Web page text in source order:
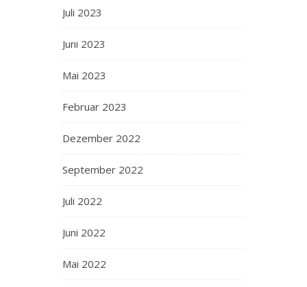
Juli 2023
Juni 2023
Mai 2023
Februar 2023
Dezember 2022
September 2022
Juli 2022
Juni 2022
Mai 2022